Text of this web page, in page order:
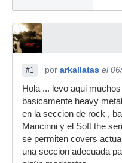
#1 por arkallatas el
Hola ... levo aqui
basicamente heavy
en la seccion de rock ,
Mancinni y el Soft the
se permiten covers
una seccion adecuada